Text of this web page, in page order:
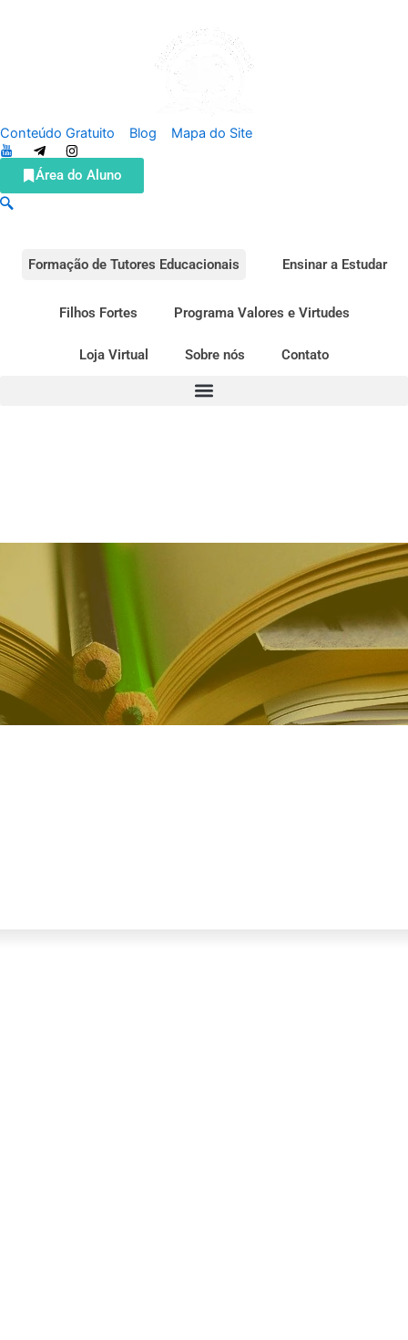
Conteúdo Gratuito Blog Mapa do Site
Área do Aluno
Formação de Tutores Educacionais Ensinar a Estudar
Filhos Fortes Programa Valores e Virtudes
Loja Virtual Sobre nós Contato